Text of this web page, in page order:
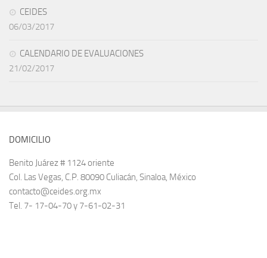
CEIDES
06/03/2017
CALENDARIO DE EVALUACIONES
21/02/2017
DOMICILIO
Benito Juárez # 1124 oriente
Col. Las Vegas, C.P. 80090 Culiacán, Sinaloa, México
contacto@ceides.org.mx
Tel. 7- 17-04-70 y 7-61-02-31